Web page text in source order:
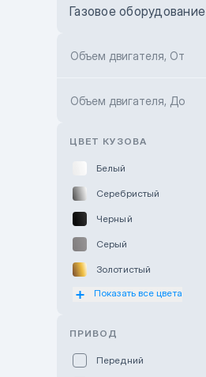
Toyota Kokshetau
Hyundai ShymCity
Газовое оборудование
Объем двигателя, От
Объем двигателя, До
ЦВЕТ КУЗОВА
Белый
Серебристый
Черный
Серый
Золотистый
Оранжевый
Показать все цвета
ПРИВОД
Передний